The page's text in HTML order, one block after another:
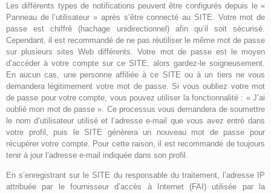
Les différents types de notifications peuvent être configurés depuis le «
Panneau de l’utilisateur » après s’être connecté au SITE. Votre mot de
passe est chiffré (hachage unidirectionnel) afin qu’il soit sécurisé.
Cependant, il est recommandé de ne pas réutiliser le même mot de passe
sur plusieurs sites Web différents. Votre mot de passe est le moyen
d’accéder à votre compte sur ce SITE, alors gardez-le soigneusement.
En aucun cas, une personne affiliée à ce SITE ou à un tiers ne vous
demandera légitimement votre mot de passe. Si vous oubliez votre mot
de passe pour votre compte, vous pouvez utiliser la fonctionnalité : « J’ai
oublié mon mot de passe ». Ce processus vous demandera de soumettre
le nom d’utilisateur utilisé et l’adresse e-mail que vous avez entré dans
votre profil, puis le SITE génèrera un nouveau mot de passe pour
récupérer votre compte. Pour cette raison, il est recommandé de toujours
tenir à jour l’adresse e-mail indiquée dans son profil.
En s’enregistrant sur le SITE du responsable du traitement, l’adresse IP
attribuée par le fournisseur d’accès à Internet (FAI) utilisée par la